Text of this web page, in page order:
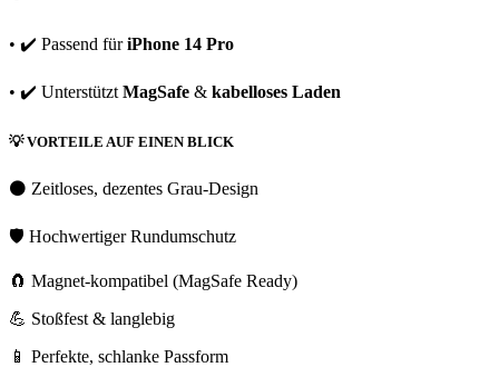
• ✔️ Passend füriPhone 14 Pro
• ✔️ Unterstützt MagSafe & kabelloses Laden
💡VORTEILE AUF EINEN BLICK
⚫ Zeitloses, dezentes Grau-Design
🛡️ Hochwertiger Rundumschutz
🧲 Magnet-kompatibel (MagSafe Ready)
💪 Stoßfest & langlebig
📱 Perfekte, schlanke Passform